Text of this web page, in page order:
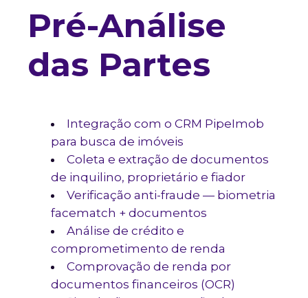
Pré-Análise
das Partes
Integração com o CRM PipeImob
para busca de imóveis
Coleta e extração de documentos
de inquilino, proprietário e fiador
Verificação anti-fraude — biometria
facematch + documentos
Análise de crédito e
comprometimento de renda
Comprovação de renda por
documentos financeiros (OCR)